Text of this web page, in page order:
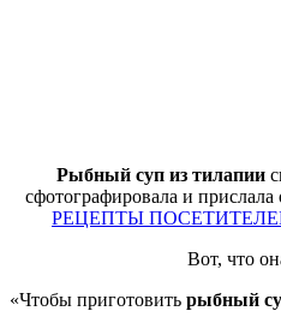
Рыбный суп из тилапии
сфотографировала и
РЕЦЕПТЫ
Вот, что
«Чтобы приготовить рыбный